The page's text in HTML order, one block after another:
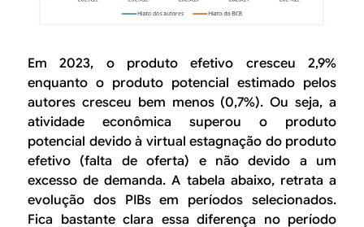
Em 2023, o produto efetivo cresceu 2,9%
enquanto o produto potencial estimado pelos
autores cresceu bem menos (0,7%). Ou seja, a
atividade econômica superou o produto
potencial devido à virtual estagnação do produto
efetivo (falta de oferta) e não devido a um
excesso de demanda. A tabela abaixo, retrata a
evolução dos PIBs em períodos selecionados.
Fica bastante clara essa diferença no período